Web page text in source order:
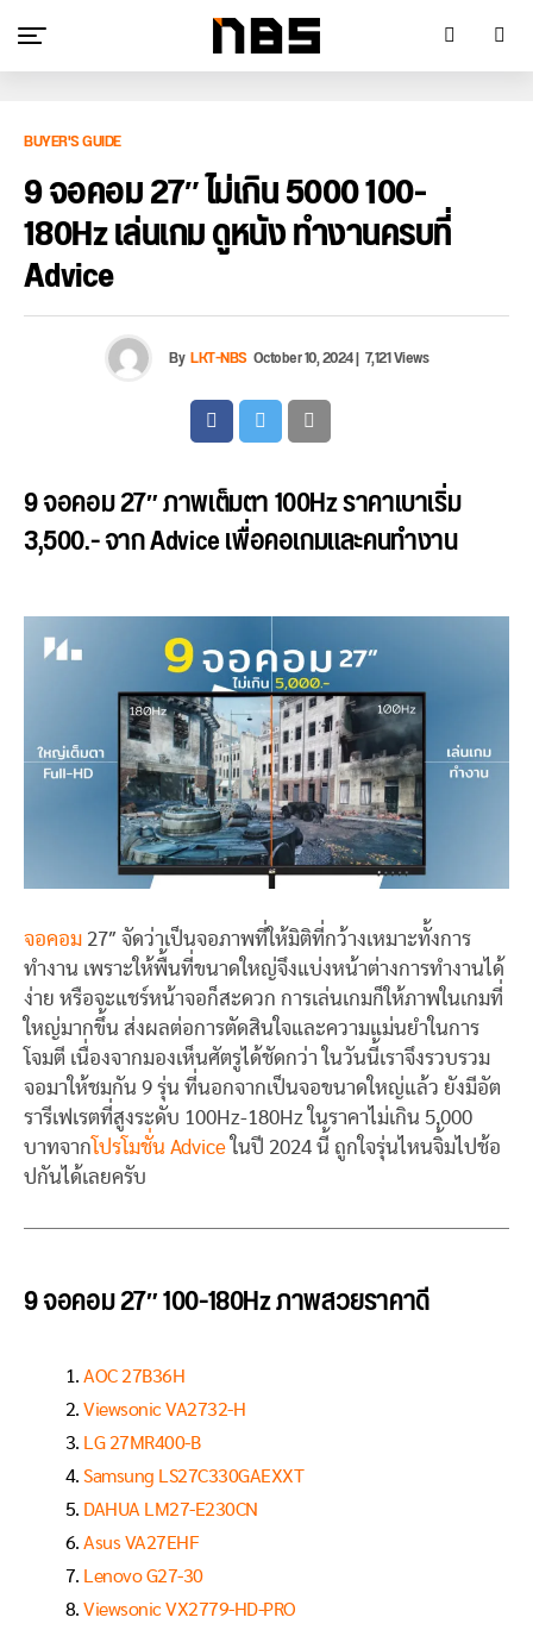
BUYER'S GUIDE
9 จอคอม 27″ ไม่เกิน 5000 100-
180Hz เล่นเกม ดูหนัง ทำงานครบที่
Advice
ByLKT-NBS October 10, 2024| 7,121 Views
9 จอคอม 27″ ภาพเต็มตา 100Hz ราคาเบาเริ่ม
3,500.- จาก Advice เพื่อคอเกมและคนทำงาน
จอคอม 27″ จัดว่าเป็นจอภาพที่ให้มิติที่กว้างเหมาะทั้งการ
ทำงาน เพราะให้พื้นที่ขนาดใหญ่จึงแบ่งหน้าต่างการทำงานได้
ง่าย หรือจะแชร์หน้าจอก็สะดวก การเล่นเกมก็ให้ภาพในเกมที่
ใหญ่มากขึ้น ส่งผลต่อการตัดสินใจและความแม่นยำในการ
โจมตี เนื่องจากมองเห็นศัตรูได้ชัดกว่า ในวันนี้เราจึงรวบรวม
จอมาให้ชมกัน 9 รุ่น ที่นอกจากเป็นจอขนาดใหญ่แล้ว ยังมีอัต
รารีเฟเรตที่สูงระดับ 100Hz-180Hz ในราคาไม่เกิน 5,000
บาทจากโปรโมชั่น Advice ในปี 2024 นี้ ถูกใจรุ่นไหนจิ้มไปช้อ
ปกันได้เลยครับ
9 จอคอม 27″ 100-180Hz ภาพสวยราคาดี
AOC 27B36H
Viewsonic VA2732-H
LG 27MR400-B
Samsung LS27C330GAEXXT
DAHUA LM27-E230CN
Asus VA27EHF
Lenovo G27-30
Viewsonic VX2779-HD-PRO